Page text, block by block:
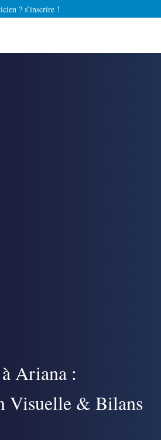
? s’inscrire !
Ariana :
Visuelle & Bilans